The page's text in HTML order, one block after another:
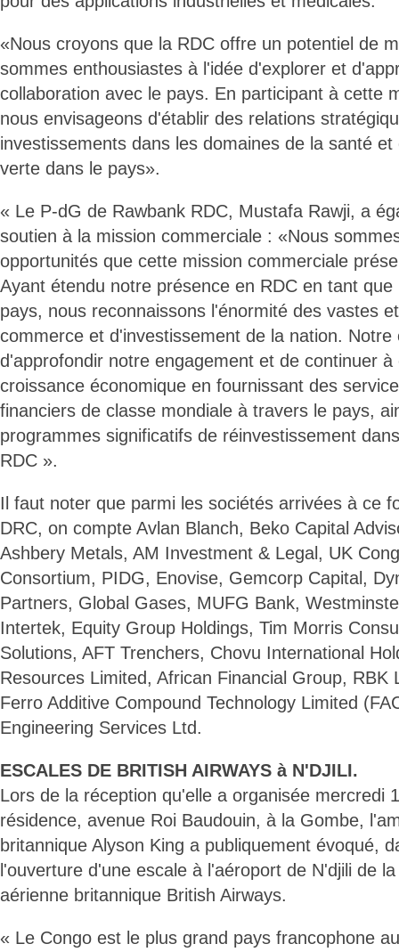
«Nous croyons que la RDC offre un potentiel de
sommes enthousiastes à l'idée d'explorer et
collaboration avec le pays. En participant à cette
nous envisageons d'établir des relations
investissements dans les domaines de la santé
verte dans le pays».
« Le P-dG de Rawbank RDC, Mustafa Rawji, a
soutien à la mission commerciale : «Nous
opportunités que cette mission commerciale
Ayant étendu notre présence en RDC en tant
pays, nous reconnaissons l'énormité des vastes
commerce et d'investissement de la nation. Notre
d'approfondir notre engagement et de continuer à
croissance économique en fournissant des
financiers de classe mondiale à travers le pays,
programmes significatifs de réinvestissement
RDC ».
Il faut noter que parmi les sociétés arrivées à ce
DRC, on compte Avlan Blanch, Beko Capital
Ashbery Metals, AM Investment & Legal, UK
Consortium, PIDG, Enovise, Gemcorp Capital,
Partners, Global Gases, MUFG Bank,
Intertek, Equity Group Holdings, Tim Morris
Solutions, AFT Trenchers, Chovu International
Resources Limited, African Financial Group, RBK
Ferro Additive Compound Technology Limited
Engineering Services Ltd.
ESCALES DE BRITISH AIRWAYS à N'DJILI.
Lors de la réception qu'elle a organisée mercredi
résidence, avenue Roi Baudouin, à la Gombe,
britannique Alyson King a publiquement évoqué,
l'ouverture d'une escale à l'aéroport de N'djili de
aérienne britannique British Airways.
« Le Congo est le plus grand pays francophone